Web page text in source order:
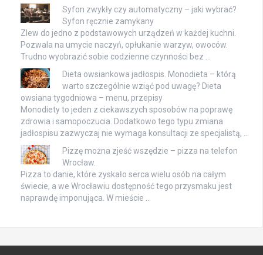
Syfon zwykły czy automatyczny – jaki wybrać?
Syfon ręcznie zamykany
Zlew do jedno z podstawowych urządzeń w każdej kuchni.
Pozwala na umycie naczyń, opłukanie warzyw, owoców.
Trudno wyobrazić sobie codzienne czynności bez …
Dieta owsiankowa jadłospis. Monodieta – którą
warto szczególnie wziąć pod uwagę? Dieta
owsiana tygodniowa – menu, przepisy
Monodiety to jeden z ciekawszych sposobów na poprawę
zdrowia i samopoczucia. Dodatkowo tego typu zmiana
jadłospisu zazwyczaj nie wymaga konsultacji ze specjalistą, …
Pizzę można zjeść wszędzie – pizza na telefon
Wrocław.
Pizza to danie, które zyskało serca wielu osób na całym
świecie, a we Wrocławiu dostępność tego przysmaku jest
naprawdę imponująca. W mieście …